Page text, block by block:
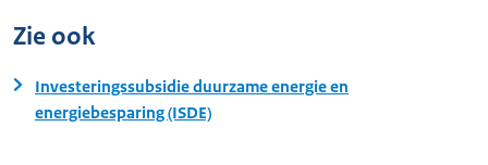
Zie ook
Investeringssubsidie duurzame energie en
energiebesparing (ISDE)